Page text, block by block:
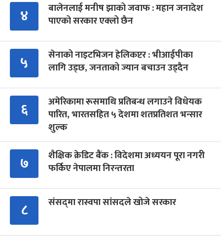
४
बालेनलाई मनीष झाको जवाफ : महान जनादेश
पाएको सरकार एक्लो छैन
५
सेनाको नाइटभिजन हेलिकप्टर : भीआईपीका
लागि उड्छ, जनताको ज्यान बचाउन उड्दैन
६
अमेरिकामा रूसमाथि प्रतिबन्ध लगाउने विधेयक
पारित, भारतसहित ५ देशमा शतप्रतिशत भन्सार
शुल्क
७
शैक्षिक क्रेडिट बैंक : विदेशमा अध्ययन पूरा नगरी
फर्किए नेपालमा निरन्तरता
८ संसद्‍मा रास्वपा सांसदले खोजे सरकार